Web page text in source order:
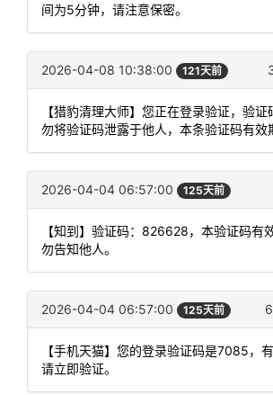
间为5分钟，请注意保密。
2026-04-08 10:38:00 121天前
【猎豹清理大师】您正在登录验证，验
勿将验证码泄露于他人，本条验证码有效
2026-04-04 06:57:00 125天前
【知到】验证码：826628，本验证码有
勿告知他人。
2026-04-04 06:57:00 125天前
【手机天猫】您的登录验证码是7085，
请立即验证。